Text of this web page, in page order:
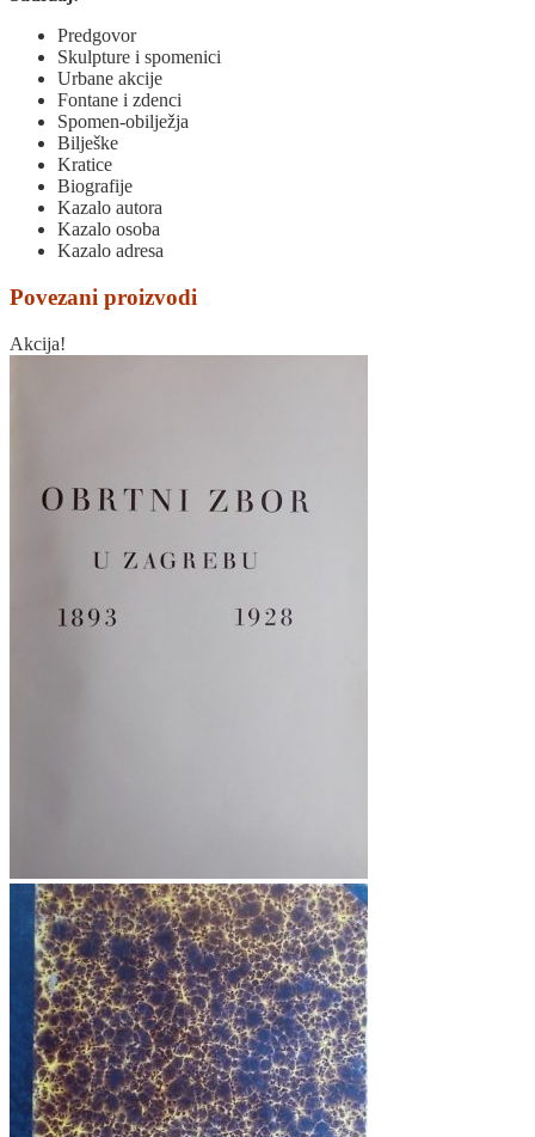
Predgovor
Skulpture i spomenici
Urbane akcije
Fontane i zdenci
Spomen-obilježja
Bilješke
Kratice
Biografije
Kazalo autora
Kazalo osoba
Kazalo adresa
Povezani proizvodi
Akcija!